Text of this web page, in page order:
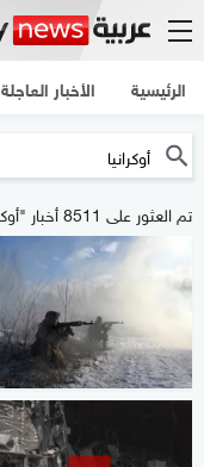
الرئيسية الأخبار العاجلة
تم العثور على 8511 أخبار "أوكرانيا"